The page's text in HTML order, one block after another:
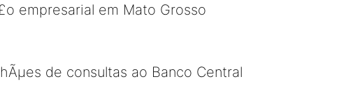
empresarial em Mato Grosso
de consultas ao Banco Central